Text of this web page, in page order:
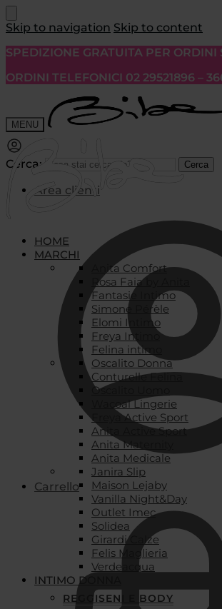
Skip to navigation Skip to content
SPEDIZIONE GRATUITA PER
ORDINI TELEFONICI 02 29521896 –
MENU
Cerca: Cerca
Area clienti
Carrello
HOME
MARCHI
Anita Comfort
Rosa Faia by Anita
Fantasie Intimo
Simone Pérèle
Elomi Intimo
Freya Intimo
Felina intimo
Oscalito Donna
Conturelle Felina
Oscalito Uomo
Wacoal Lingerie
Freya Active Sport
Anita Active Sport
Anita Maternity
Anita Medicale
Janira Slip
Maison Lejaby
Vanilla Night&Day
Outlet Imec
Solidea
Girardi Calze
Felis Maglieria
Verdeacqua
INTIMO DONNA
REGGISENI E BODY